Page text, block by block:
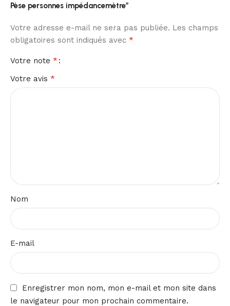
Pèse personnes impédancemètre”
Votre adresse e-mail ne sera pas publiée. Les champs
obligatoires sont indiqués avec *
Votre note *
Votre avis *
Nom
E-mail
Enregistrer mon nom, mon e-mail et mon site dans
le navigateur pour mon prochain commentaire.